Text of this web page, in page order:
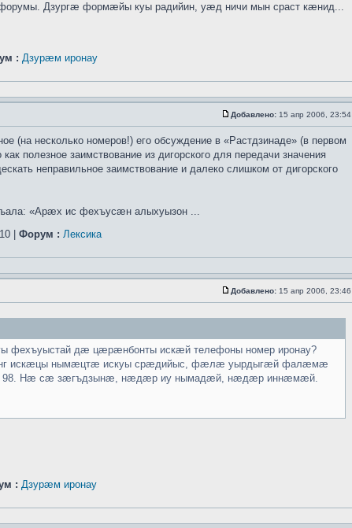
Дзургæ формæйы куы радийин, уæд ничи мын сраст кæнид...
: Дзурæм иронау
Добавлено: 15 апр 2006, 23:54
(на несколько номеров!) его обсуждение в «Растдзинаде» (в первом
полезное заимствование из дигорского для передачи значения
неправильное заимствование и далеко слишком от дигорского
«Арæх ис фехъусæн алыхуызон ...
10 | Форум : Лексика
Добавлено: 15 апр 2006, 23:46
дæ цæрæнбонты искæй телефоны номер иронау?
искæцы нымæцтæ искуы срæдийыс, фæлæ уырдыгæй фалæмæ
98. Нæ сæ зæгъдзынæ, нæдæр иу нымадæй, нæдæр иннæмæй.
: Дзурæм иронау